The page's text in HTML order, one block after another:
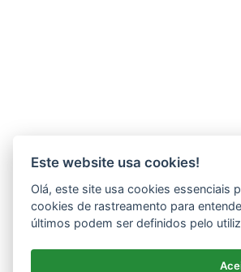
Este website usa cookies!
Olá, este site usa cookies essenciais
cookies de rastreamento para
últimos podem ser definidos pelo